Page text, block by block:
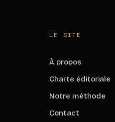
LE SITE
À propos
Charte éditoriale
Notre méthode
Contact